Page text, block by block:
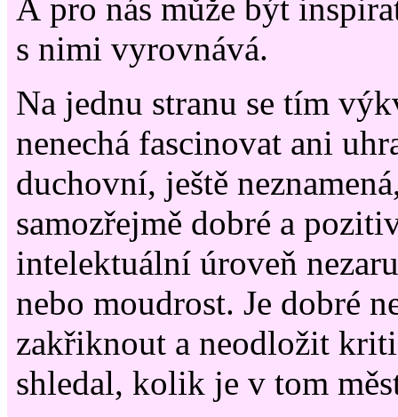
A pro nás může být
s nimi vyrovnává.
Na jednu stranu se tím
nenechá fascinovat ani
duchovní, ještě
samozřejmě dobré a
intelektuální úroveň
nebo moudrost. Je dobré
zakřiknout a neodložit
shledal, kolik je v tom